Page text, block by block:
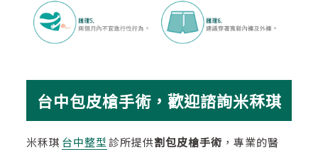
台中包皮槍手術，歡迎諮詢米秝琪
米秝琪 台中整型 診所提供割包皮槍手術 ，專業的醫